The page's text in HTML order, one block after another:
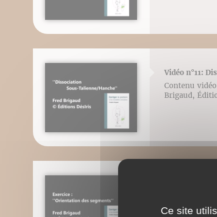
Vidéo n°11:
Contenu
Brigaud,
Contenu
Brigaud,
Ce site